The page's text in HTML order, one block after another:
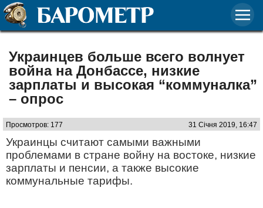
Украинцев больше всего волнует
война на Донбассе, низкие
зарплаты и высокая “коммуналка”
– опрос
Просмотров: 177 31 Січня 2019, 16:47
Украинцы считают самыми важными
проблемами в стране войну на востоке, низкие
зарплаты и пенсии, а также высокие
коммунальные тарифы.